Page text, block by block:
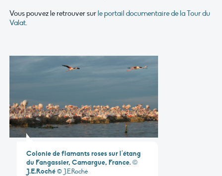
Vous pouvez le retrouver surle portail documentaire de la Tour du
Valat.
Colonie de flamants roses sur l’étang
du Fangassier, Camargue, France. ©
J.E.Roché© J.E.Roché